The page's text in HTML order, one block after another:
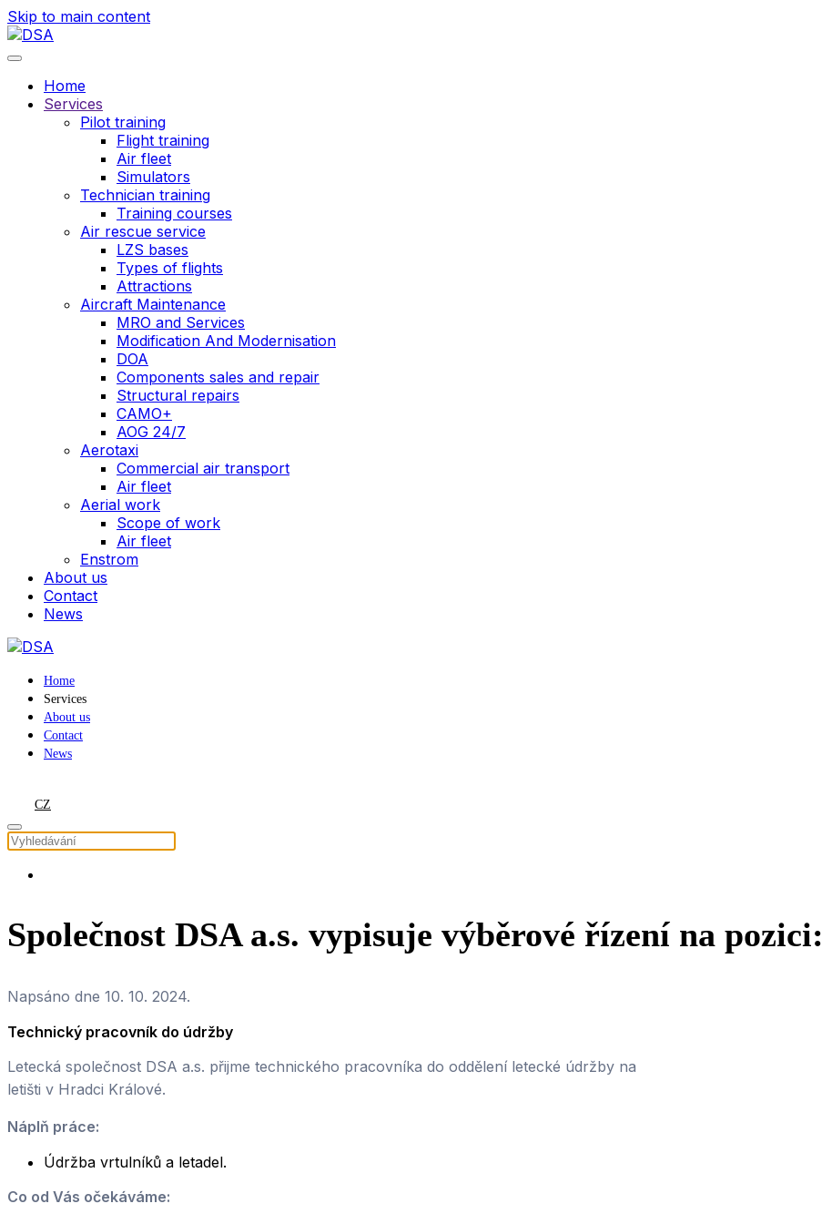
Skip to main content
Home
Services
Pilot training
Flight training
Air fleet
Simulators
Technician training
Training courses
Air rescue service
LZS bases
Types of flights
Attractions
Aircraft Maintenance
MRO and Services
Modification And Modernisation
DOA
Components sales and repair
Structural repairs
CAMO+
AOG 24/7
Aerotaxi
Commercial air transport
Air fleet
Aerial work
Scope of work
Air fleet
Enstrom
About us
Contact
News
Home
Services
About us
Contact
News
CZ
Společnost DSA a.s. vypisuje výběrové řízení na pozici:
Napsáno dne 10. 10. 2024.
Technický pracovník do údržby
Letecká společnost DSA a.s. přijme technického pracovníka do oddělení letecké údržby na
letišti v Hradci Králové.
Náplň práce:
Údržba vrtulníků a letadel.
Co od Vás očekáváme: